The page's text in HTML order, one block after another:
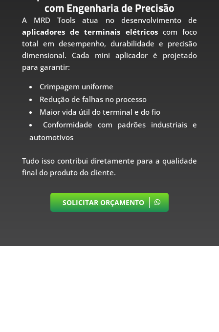
com Engenharia de Precisão
A MRD Tools atua no desenvolvimento de
aplicadores de terminais elétricoscom foco
total em desempenho, durabilidade e precisão
dimensional. Cada mini aplicador é projetado
para garantir:
Crimpagem uniforme
Redução de falhas no processo
Maior vida útil do terminal e do fio
Conformidade com padrões industriais e
automotivos
Tudo isso contribui diretamente para a qualidade
final do produto do cliente.
SOLICITAR ORÇAMENTO